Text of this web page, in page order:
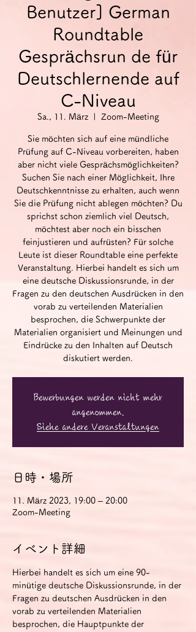
Benutzer] German
Roundtable
Gesprächsrun de für
Deutschlernende auf
C-Niveau
Sa., 11. März
  |
Zoom-Meeting
Sie möchten sich auf eine mündliche
Prüfung auf C-Niveau vorbereiten, haben
aber nicht viele Gesprächsmöglichkeiten?
Suchen Sie nach einer Möglichkeit, Ihre
Deutschkenntnisse zu erhalten, auch wenn
Sie die Prüfung nicht ablegen möchten? Du
sprichst schon ziemlich viel Deutsch,
möchtest aber noch ein bisschen
feinjustieren und aufrüsten? Für solche
Leute ist dieser Roundtable eine perfekte
Veranstaltung. Hierbei handelt es sich um
eine deutsche Diskussionsrunde, in der
Fragen zu den deutschen Ausdrücken in den
vorab zu verteilenden Materialien
besprochen, die Schwerpunkte der
Materialien organisiert und Meinungen und
Eindrücke zu den Inhalten auf Deutsch
diskutiert werden.
Bewerbungen werden nicht mehr
angenommen.
Siehe andere Veranstaltungen
日時・場所
11. März 2023, 19:00 – 20:00
Zoom-Meeting
イベント詳細
Hierbei handelt es sich um eine 90-
minütige deutsche Diskussionsrunde, in der
Fragen zu deutschen Ausdrücken in den
vorab zu verteilenden Materialien
besprochen, die Hauptpunkte der